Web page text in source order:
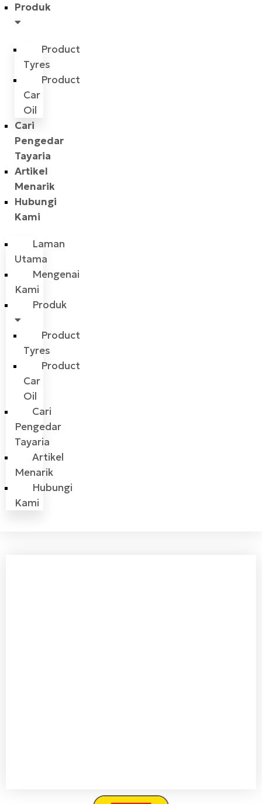
Produk
Product
Tyres
Product
Car
Oil
Cari
Pengedar
Tayaria
Artikel
Menarik
Hubungi
Kami
Laman
Utama
Mengenai
Kami
Produk
Product
Tyres
Product
Car
Oil
Cari
Pengedar
Tayaria
Artikel
Menarik
Hubungi
Kami